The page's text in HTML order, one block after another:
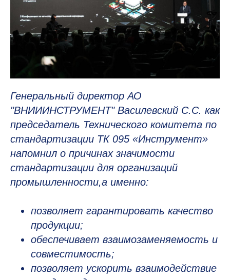
Генеральный директор АО
"ВНИИИНСТРУМЕНТ" Василевский С.С. как
председатель Технического комитета по
стандартизации ТК 095 «Инструмент»
напомнил о причинах значимости
стандартизации для организаций
промышленности,а именно:
позволяет гарантировать качество
продукции;
обеспечивает взаимозаменяемость и
совместимость;
позволяет ускорить взаимодействие